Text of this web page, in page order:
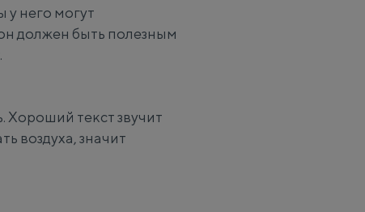
у него могут
должен быть полезным
Хороший текст звучит
воздуха, значит